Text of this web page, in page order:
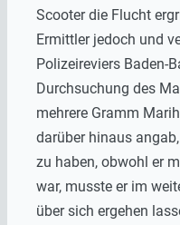
Scooter die Flucht
Ermittler jedoch und
Polizeireviers Baden-
Durchsuchung des
mehrere Gramm
darüber hinaus
zu haben, obwohl er
war, musste er im
über sich ergehen